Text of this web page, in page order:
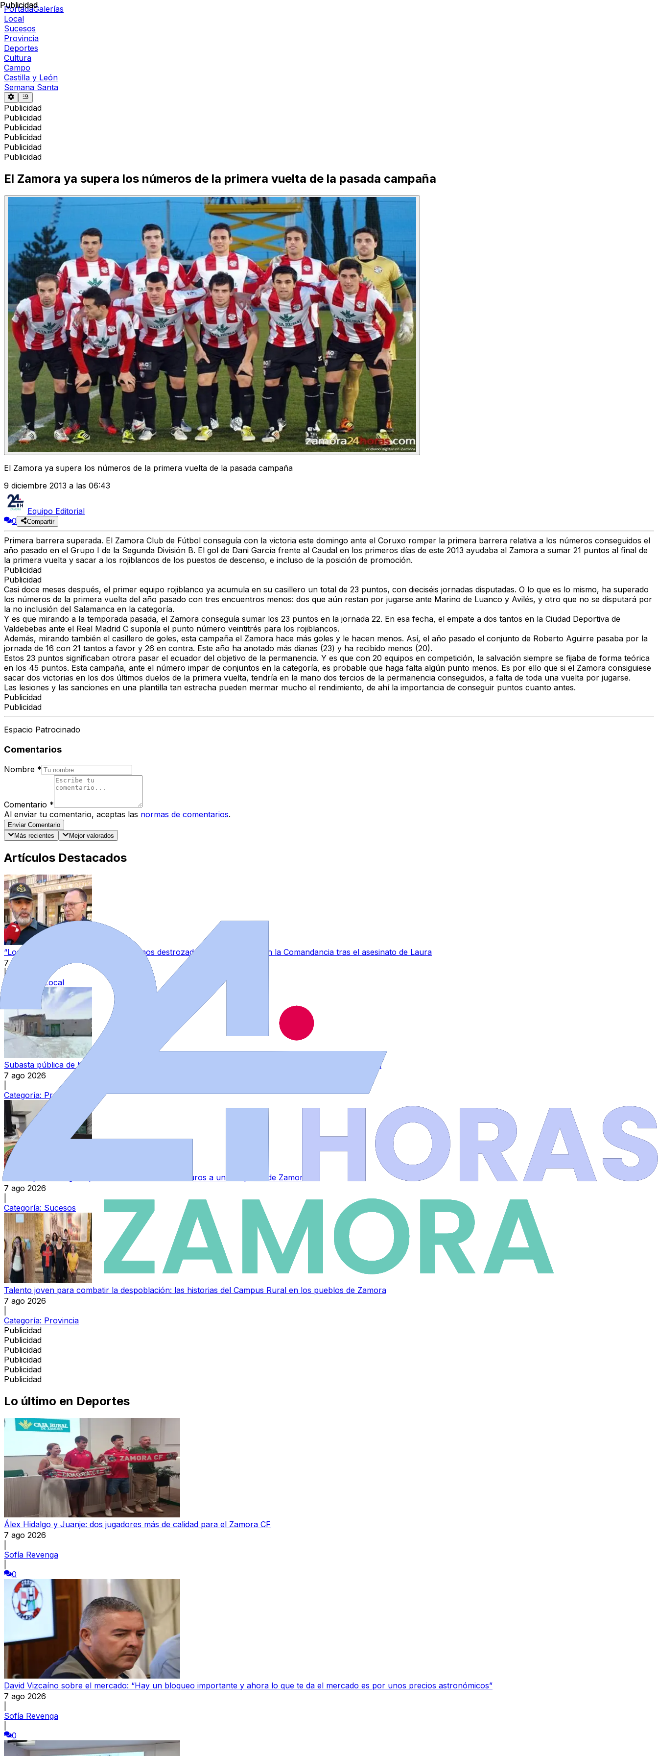
PortadaGalerías
Local
Sucesos
Provincia
Deportes
Cultura
Campo
Castilla y León
Semana Santa
Publicidad
Publicidad
Publicidad
Publicidad
Publicidad
Publicidad
Publicidad
El Zamora ya supera los números de la primera vuelta de la pasada campaña
El Zamora ya supera los números de la primera vuelta de la pasada campaña
9 diciembre 2013 a las 06:43
Equipo Editorial
0
Compartir
Primera barrera superada. El Zamora Club de Fútbol conseguía con la victoria este domingo ante el Coruxo romper la primera barrera relativa a los números conseguidos el
año pasado en el Grupo I de la Segunda División B. El gol de Dani García frente al Caudal en los primeros días de este 2013 ayudaba al Zamora a sumar 21 puntos al final de
la primera vuelta y sacar a los rojiblancos de los puestos de descenso, e incluso de la posición de promoción.
Publicidad
Publicidad
Casi doce meses después, el primer equipo rojiblanco ya acumula en su casillero un total de 23 puntos, con dieciséis jornadas disputadas. O lo que es lo mismo, ha superado
los números de la primera vuelta del año pasado con tres encuentros menos: dos que aún restan por jugarse ante Marino de Luanco y Avilés, y otro que no se disputará por
la no inclusión del Salamanca en la categoría.
Y es que mirando a la temporada pasada, el Zamora conseguía sumar los 23 puntos en la jornada 22. En esa fecha, el empate a dos tantos en la Ciudad Deportiva de
Valdebebas ante el Real Madrid C suponía el punto número veintitrés para los rojiblancos.
Además, mirando también el casillero de goles, esta campaña el Zamora hace más goles y le hacen menos. Así, el año pasado el conjunto de Roberto Aguirre pasaba por la
jornada de 16 con 21 tantos a favor y 26 en contra. Este año ha anotado más dianas (23) y ha recibido menos (20).
Estos 23 puntos significaban otrora pasar el ecuador del objetivo de la permanencia. Y es que con 20 equipos en competición, la salvación siempre se fijaba de forma teórica
en los 45 puntos. Esta campaña, ante el número impar de conjuntos en la categoría, es probable que haga falta algún punto menos. Es por ello que si el Zamora consiguiese
sacar dos victorias en los dos últimos duelos de la primera vuelta, tendría en la mano dos tercios de la permanencia conseguidos, a falta de toda una vuelta por jugarse.
Las lesiones y las sanciones en una plantilla tan estrecha pueden mermar mucho el rendimiento, de ahí la importancia de conseguir puntos cuanto antes.
Publicidad
Publicidad
Espacio Patrocinado
Comentarios
Nombre *
Comentario *
Al enviar tu comentario, aceptas las normas de comentarios.
Enviar Comentario
Más recientes
Mejor valorados
Artículos Destacados
“Los guardias civiles de Zamora estamos destrozados”: la conmoción en la Comandancia tras el asesinato de Laura
7 ago 2026
|
Local
Subasta pública de bienes del Estado en Zamora: varios inmuebles en distintos puntos de la provincia
7 ago 2026
Categoría: Provincia
Una mujer investigada por estafar más de 4.200 euros a una empresa de Zamora
7 ago 2026
Categoría: Sucesos
Talento joven para combatir la despoblación: las historias del Campus Rural en los pueblos de Zamora
7 ago 2026
Categoría: Provincia
Publicidad
Publicidad
Publicidad
Publicidad
Publicidad
Publicidad
Lo último en Deportes
Álex Hidalgo y Juanje: dos jugadores más de calidad para el Zamora CF
7 ago 2026
Sofía Revenga
0
David Vizcaíno sobre el mercado: “Hay un bloqueo importante y ahora lo que te da el mercado es por unos precios astronómicos”
7 ago 2026
Sofía Revenga
0
Publicidad